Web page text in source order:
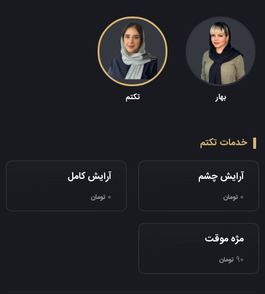
بهار تکتم
خدمات تکتم
آرایش چشم
0 تومان
آرایش کامل
0 تومان
مژه موقت
90 تومان